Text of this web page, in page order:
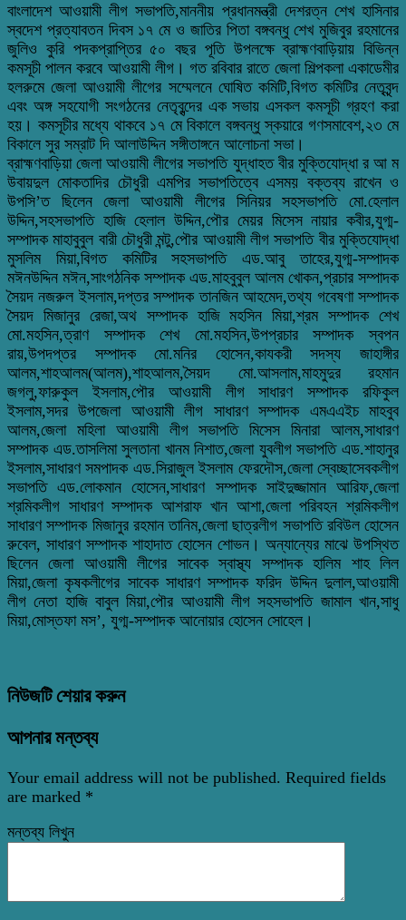
বাংলাদেশ আওয়ামী লীগ সভাপতি,মাননীয় প্রধানমন্ত্রী দেশরত্ন শেখ হাসিনার
স্বদেশ প্রত্যাবতন দিবস ১৭ মে ও জাতির পিতা বঙ্গবন্ধু শেখ মুজিবুর রহমানের
জুলিও কুরি পদকপ্রাপ্তির ৫০ বছর পূতি উপলক্ষে ব্রাহ্মণবাড়িয়ায় বিভিন্ন
কমসূচী পালন করবে আওয়ামী লীগ। গত রবিবার রাতে জেলা শিল্পকলা একাডেমীর
হলরুমে জেলা আওয়ামী লীগের সম্মেলনে ঘোষিত কমিটি,বিগত কমিটির নেতৃবৃন্দ
এবং অঙ্গ সহযোগী সংগঠনের নেতৃবৃন্দের এক সভায় এসকল কমসূচী গ্রহণ করা
হয়। কমসূচীর মধ্যে থাকবে ১৭ মে বিকালে বঙ্গবন্ধু স্কয়ারে গণসমাবেশ,২৩ মে
বিকালে সুর সম্রাট দি আলাউদ্দিন সঙ্গীতাঙ্গনে আলোচনা সভা।
ব্রাহ্মণবাড়িয়া জেলা আওয়ামী লীগের সভাপতি যুদ্ধাহত বীর মুক্তিযোদ্ধা র আ ম
উবায়দুল মোকতাদির চৌধুরী এমপির সভাপতিত্বে এসময় বক্তব্য রাখেন ও
উপসি’ত ছিলেন জেলা আওয়ামী লীগের সিনিয়র সহসভাপতি মো.হেলাল
উদ্দিন,সহসভাপতি হাজি হেলাল উদ্দিন,পৌর মেয়র মিসেস নায়ার কবীর,যুগ্ম-
সম্পাদক মাহাবুবুল বারী চৌধুরী মন্টু,পৌর আওয়ামী লীগ সভাপতি বীর মুক্তিযোদ্ধা
মুসলিম মিয়া,বিগত কমিটির সহসভাপতি এড.আবু তাহের,যুগ্ম-সম্পাদক
মঈনউদ্দিন মঈন,সাংগঠনিক সম্পাদক এড.মাহবুবুল আলম খোকন,প্রচার সম্পাদক
সৈয়দ নজরুল ইসলাম,দপ্তর সম্পাদক তানজিন আহমেদ,তথ্য গবেষণা সম্পাদক
সৈয়দ মিজানুর রেজা,অথ সম্পাদক হাজি মহসিন মিয়া,শ্রম সম্পাদক শেখ
মো.মহসিন,ত্রাণ সম্পাদক শেখ মো.মহসিন,উপপ্রচার সম্পাদক স্বপন
রায়,উপদপ্তর সম্পাদক মো.মনির হোসেন,কাযকরী সদস্য জাহাঙ্গীর
আলম,শাহআলম(আলম),শাহআলম,সৈয়দ মো.আসলাম,মাহমুদুর রহমান
জগলু,ফারুকুল ইসলাম,পৌর আওয়ামী লীগ সাধারণ সম্পাদক রফিকুল
ইসলাম,সদর উপজেলা আওয়ামী লীগ সাধারণ সম্পাদক এমএএইচ মাহবুব
আলম,জেলা মহিলা আওয়ামী লীগ সভাপতি মিসেস মিনারা আলম,সাধারণ
সম্পাদক এড.তাসলিমা সুলতানা খানম নিশাত,জেলা যুবলীগ সভাপতি এড.শাহানুর
ইসলাম,সাধারণ সমপাদক এড.সিরাজুল ইসলাম ফেরদৌস,জেলা স্বেচ্ছাসেবকলীগ
সভাপতি এড.লোকমান হোসেন,সাধারণ সম্পাদক সাইদুজ্জামান আরিফ,জেলা
শ্রমিকলীগ সাধারণ সম্পাদক আশরাফ খান আশা,জেলা পরিবহন শ্রমিকলীগ
সাধারণ সম্পাদক মিজানুর রহমান তানিম,জেলা ছাত্রলীগ সভাপতি রবিউল হোসেন
রুবেল, সাধারণ সম্পাদক শাহাদাত হোসেন শোভন। অন্যান্যের মাঝে উপস্থিত
ছিলেন জেলা আওয়ামী লীগের সাবেক স্বাস্থ্য সম্পাদক হালিম শাহ লিল
মিয়া,জেলা কৃষকলীগের সাবেক সাধারণ সম্পাদক ফরিদ উদ্দিন দুলাল,আওয়ামী
লীগ নেতা হাজি বাবুল মিয়া,পৌর আওয়ামী লীগ সহসভাপতি জামাল খান,সাধু
মিয়া,মোস্তফা মস’, যুগ্ম-সম্পাদক আনোয়ার হোসেন সোহেল।
নিউজটি শেয়ার করুন
আপনার মন্তব্য
Your email address will not be published. Required fields
are marked *
মন্তব্য লিখুন